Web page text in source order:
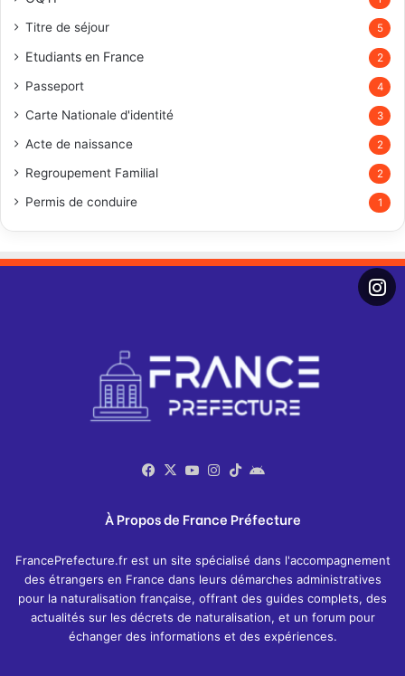
Titre de séjour 5
Etudiants en France 2
Passeport 4
Carte Nationale d'identité 3
Acte de naissance 2
Regroupement Familial 2
Permis de conduire 1
Facebook
X YouTube
Instagram
TikTok
À Propos de France Préfecture
FrancePrefecture.fr est un site spécialisé dans l'accompagnement
des étrangers en France dans leurs démarches administratives
pour la naturalisation française, offrant des guides complets, des
actualités sur les décrets de naturalisation, et un forum pour
échanger des informations et des expériences​.